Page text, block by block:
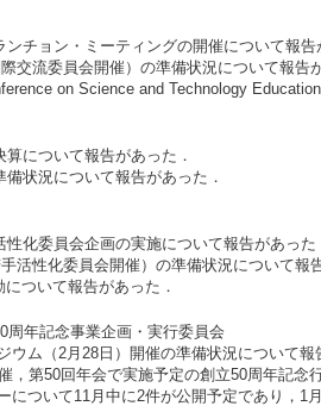
チョン・ミーティングの開催について報告
交流委員会開催）の準備状況について報告
on Science and Technology
について報告があった．
状況について報告があった．
化委員会企画の実施について報告があった
活性化委員会開催）の準備状況について報
ついて報告があった．
周年記念事業企画・実行委員会
ウム（2月28日）開催の準備状況について報
，第50回年会で実施予定の創⽴50周年記念
について11月中に2件が公開予定であり，1